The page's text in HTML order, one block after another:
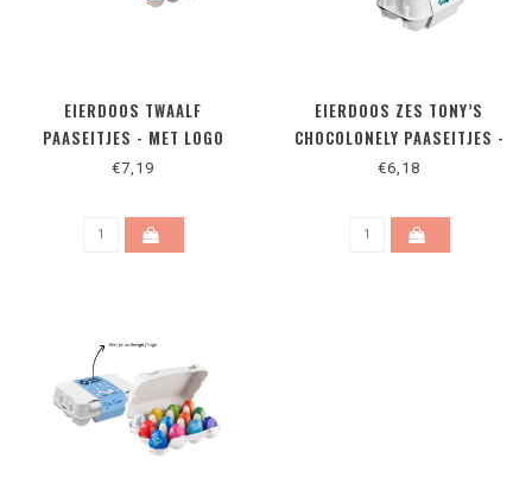
EIERDOOS TWAALF
PAASEITJES - MET LOGO
€7,19
EIERDOOS ZES TONY’S
CHOCOLONELY PAASEITJES -
MET LOGO
€6,18